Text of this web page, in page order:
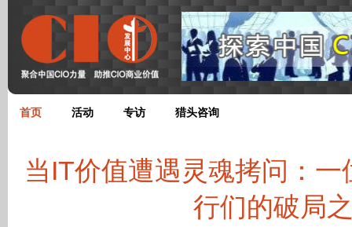
首页 活动 专访 猎头咨询
当IT价值遭遇灵魂拷问：
行们的破局